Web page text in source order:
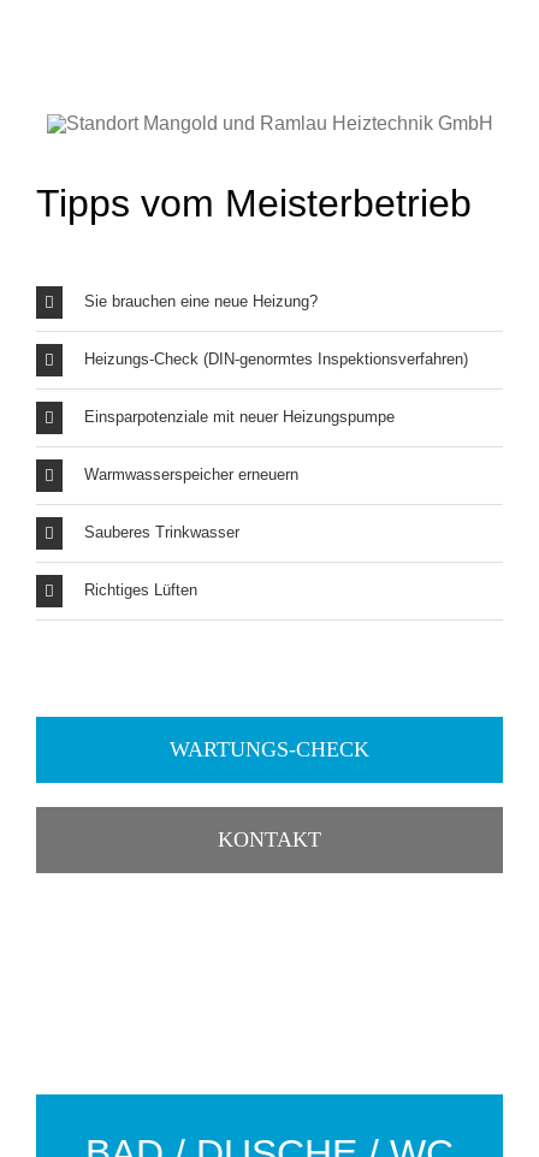
Tipps vom Meisterbetrieb
Sie brauchen eine neue Heizung?
Heizungs-Check (DIN-genormtes Inspektionsverfahren)
Einsparpotenziale mit neuer Heizungspumpe
Warmwasserspeicher erneuern
Sauberes Trinkwasser
Richtiges Lüften
WARTUNGS-CHECK
KONTAKT